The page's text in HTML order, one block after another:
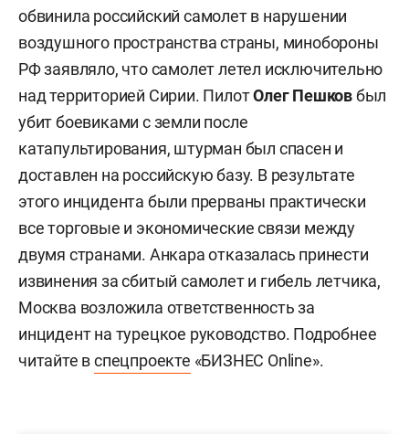
обвинила российский самолет в нарушении
воздушного пространства страны, минобороны
РФ заявляло, что самолет летел исключительно
над территорией Сирии. ПилотОлег Пешковбыл
убит боевиками с земли после
катапультирования, штурман был спасен и
доставлен на российскую базу. В результате
этого инцидента были прерваны практически
все торговые и экономические связи между
двумя странами. Анкара отказалась принести
извинения за сбитый самолет и гибель летчика,
Москва возложила ответственность за
инцидент на турецкое руководство. Подробнее
читайте вспецпроекте «БИЗНЕС Online».